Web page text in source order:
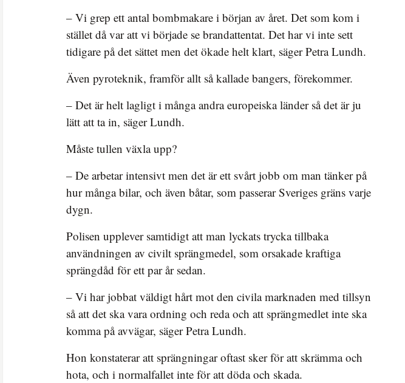
– Vi grep ett antal bombmakare i början av året. Det som kom i
stället då var att vi började se brandattentat. Det har vi inte sett
tidigare på det sättet men det ökade helt klart, säger Petra Lundh.
Även pyroteknik, framför allt så kallade bangers, förekommer.
– Det är helt lagligt i många andra europeiska länder så det är ju
lätt att ta in, säger Lundh.
Måste tullen växla upp?
– De arbetar intensivt men det är ett svårt jobb om man tänker på
hur många bilar, och även båtar, som passerar Sveriges gräns varje
dygn.
Polisen upplever samtidigt att man lyckats trycka tillbaka
användningen av civilt sprängmedel, som orsakade kraftiga
sprängdåd för ett par år sedan.
– Vi har jobbat väldigt hårt mot den civila marknaden med tillsyn
så att det ska vara ordning och reda och att sprängmedlet inte ska
komma på avvägar, säger Petra Lundh.
Hon konstaterar att sprängningar oftast sker för att skrämma och
hota, och i normalfallet inte för att döda och skada.